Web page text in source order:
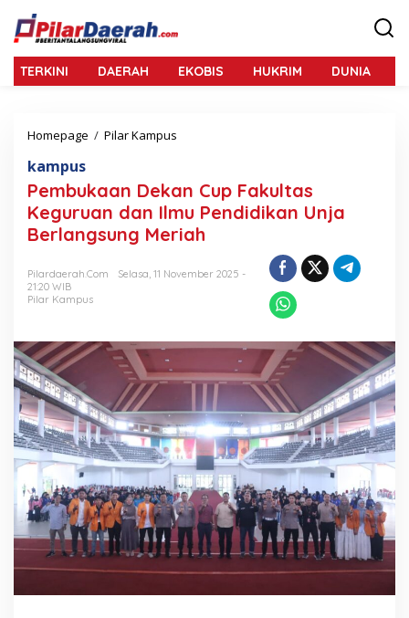
TERKINI DAERAH EKOBIS HUKRIM DUNIA
Homepage / Pilar Kampus
b
u
k
a
D
n
u
F
a
k
u
l
t
a
s
K
e
g
u
kampus
Pembukaan Dekan Cup Fakultas
Keguruan dan Ilmu Pendidikan Unja
Berlangsung Meriah
Pilardaerah.com
Selasa, 11 November 2025 -
21:20 WIB
Pilar Kampus